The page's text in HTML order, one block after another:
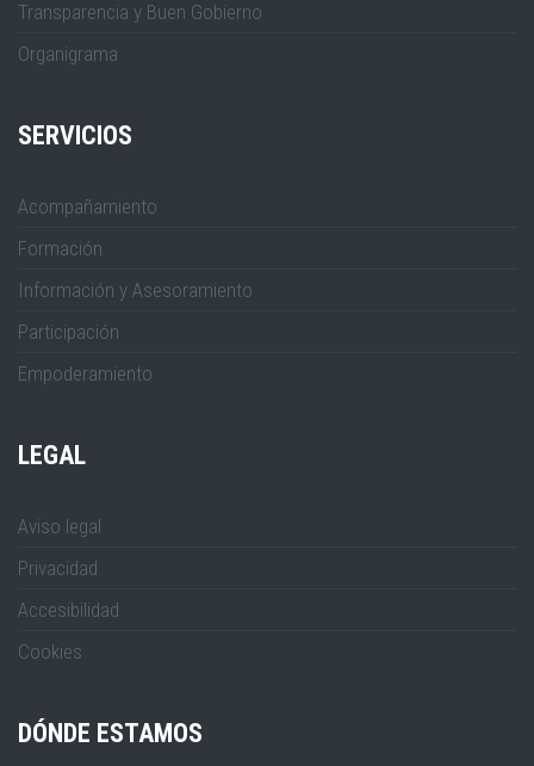
Transparencia y Buen Gobierno
Organigrama
SERVICIOS
Acompañamiento
Formación
Información y Asesoramiento
Participación
Empoderamiento
LEGAL
Aviso legal
Privacidad
Accesibilidad
Cookies
DÓNDE ESTAMOS